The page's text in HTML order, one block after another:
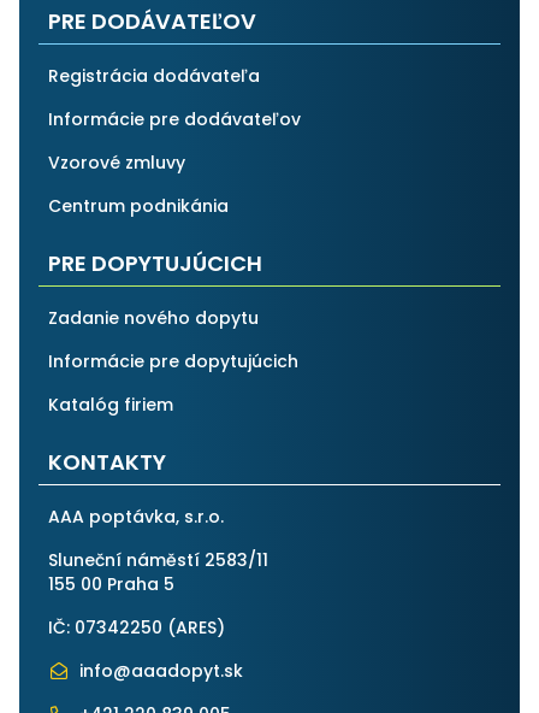
PRE DODÁVATEĽOV
Registrácia dodávateľa
Informácie pre dodávateľov
Vzorové zmluvy
Centrum podnikánia
PRE DOPYTUJÚCICH
Zadanie nového dopytu
Informácie pre dopytujúcich
Katalóg firiem
KONTAKTY
AAA poptávka, s.r.o.
Sluneční náměstí 2583/11
155 00 Praha 5
IČ: 07342250 (ARES)
info@aaadopyt.sk